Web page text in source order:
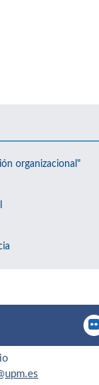
organizacional"